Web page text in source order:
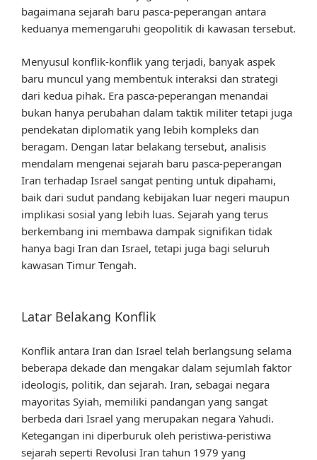
bagaimana sejarah baru pasca-peperangan antara
keduanya memengaruhi geopolitik di kawasan tersebut.
Menyusul konflik-konflik yang terjadi, banyak aspek
baru muncul yang membentuk interaksi dan strategi
dari kedua pihak. Era pasca-peperangan menandai
bukan hanya perubahan dalam taktik militer tetapi juga
pendekatan diplomatik yang lebih kompleks dan
beragam. Dengan latar belakang tersebut, analisis
mendalam mengenai sejarah baru pasca-peperangan
Iran terhadap Israel sangat penting untuk dipahami,
baik dari sudut pandang kebijakan luar negeri maupun
implikasi sosial yang lebih luas. Sejarah yang terus
berkembang ini membawa dampak signifikan tidak
hanya bagi Iran dan Israel, tetapi juga bagi seluruh
kawasan Timur Tengah.
Latar Belakang Konflik
Konflik antara Iran dan Israel telah berlangsung selama
beberapa dekade dan mengakar dalam sejumlah faktor
ideologis, politik, dan sejarah. Iran, sebagai negara
mayoritas Syiah, memiliki pandangan yang sangat
berbeda dari Israel yang merupakan negara Yahudi.
Ketegangan ini diperburuk oleh peristiwa-peristiwa
sejarah seperti Revolusi Iran tahun 1979 yang